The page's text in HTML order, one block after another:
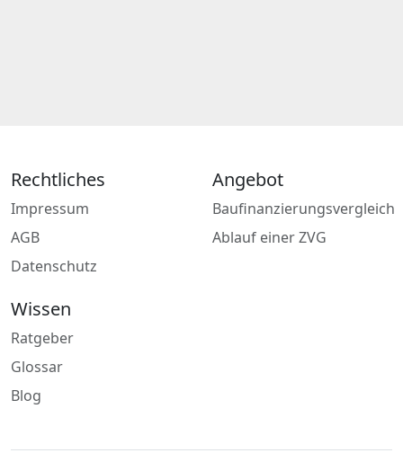
Rechtliches
Impressum
AGB
Datenschutz
Angebot
Baufinanzierungsvergleich
Ablauf einer ZVG
Wissen
Ratgeber
Glossar
Blog